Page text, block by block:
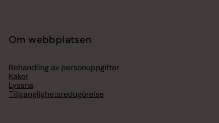
Om webbplatsen
Behandling av personuppgifter
Kakor
Lyssna
Tillgänglighetsredogörelse